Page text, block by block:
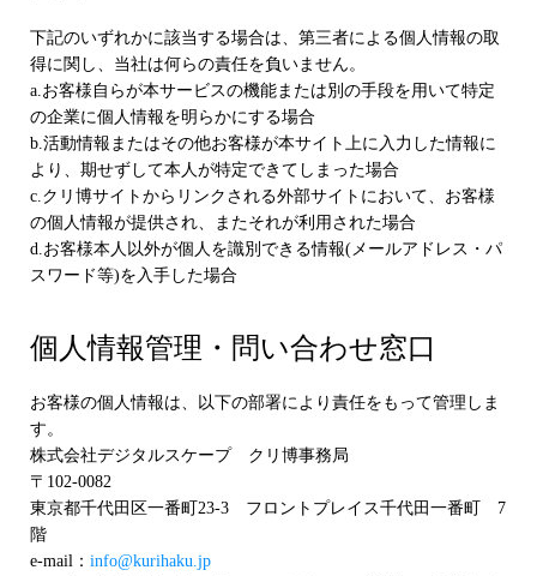
下記のいずれかに該当する場合は、第三者による個人情報の取
得に関し、当社は何らの責任を負いません。
a.お客様自らが本サービスの機能または別の手段を用いて特定
の企業に個人情報を明らかにする場合
b.活動情報またはその他お客様が本サイト上に入力した情報に
より、期せずして本人が特定できてしまった場合
c.クリ博サイトからリンクされる外部サイトにおいて、お客様
の個人情報が提供され、またそれが利用された場合
d.お客様本人以外が個人を識別できる情報(メールアドレス・パ
スワード等)を入手した場合
個人情報管理・問い合わせ窓口
お客様の個人情報は、以下の部署により責任をもって管理しま
す。
株式会社デジタルスケープ クリ博事務局
〒102-0082
東京都千代田区一番町23-3 フロントプレイス千代田一番町 7
階
e-mail： info@kurihaku.jp